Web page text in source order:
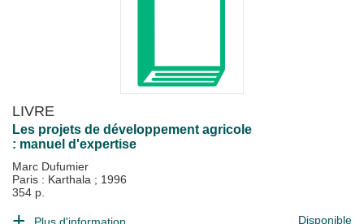
LIVRE
Les projets de développement agricole
: manuel d'expertise
Marc Dufumier
Paris : Karthala ; 1996
354 p.
Disponible